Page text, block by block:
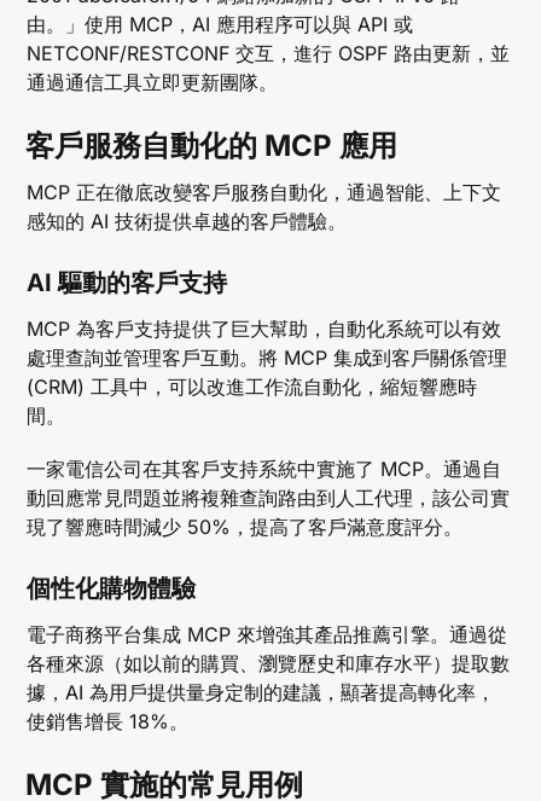
由。」使用 MCP，AI 應用程序可以與 API 或
NETCONF/RESTCONF 交互，進行 OSPF 路由更新，並
通過通信工具立即更新團隊。
客戶服務自動化的 MCP 應用
MCP 正在徹底改變客戶服務自動化，通過智能、上下文
感知的 AI 技術提供卓越的客戶體驗。
AI 驅動的客戶支持
MCP 為客戶支持提供了巨大幫助，自動化系統可以有效
處理查詢並管理客戶互動。將 MCP 集成到客戶關係管理
(CRM) 工具中，可以改進工作流自動化，縮短響應時
間。
一家電信公司在其客戶支持系統中實施了 MCP。通過自
動回應常見問題並將複雜查詢路由到人工代理，該公司實
現了響應時間減少 50%，提高了客戶滿意度評分。
個性化購物體驗
電子商務平台集成 MCP 來增強其產品推薦引擎。通過從
各種來源（如以前的購買、瀏覽歷史和庫存水平）提取數
據，AI 為用戶提供量身定制的建議，顯著提高轉化率，
使銷售增長 18%。
MCP 實施的常見用例